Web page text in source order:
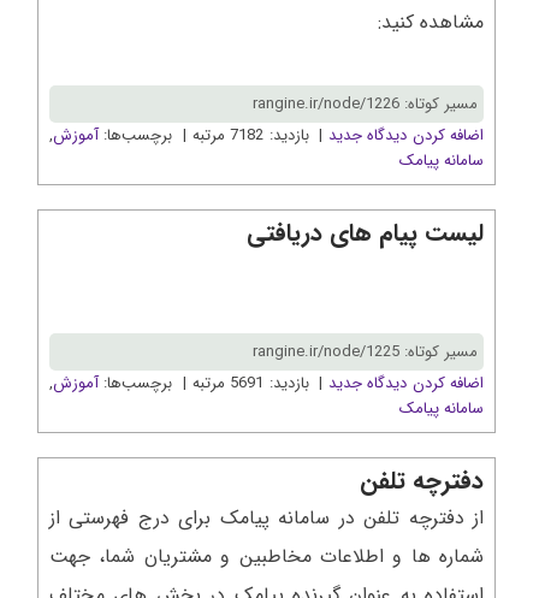
مشاهده کنید:
مسیر کوتاه: rangine.ir/node/1226
اضافه کردن دیدگاه جدید | بازدید: 7182 مرتبه | برچسب‌ها: آموزش,
سامانه پیامک
لیست پیام های دریافتی
مسیر کوتاه: rangine.ir/node/1225
اضافه کردن دیدگاه جدید | بازدید: 5691 مرتبه | برچسب‌ها: آموزش,
سامانه پیامک
دفترچه تلفن
از دفترچه تلفن در سامانه پیامک برای درج فهرستی از
شماره ها و اطلاعات مخاطبین و مشتریان شما، جهت